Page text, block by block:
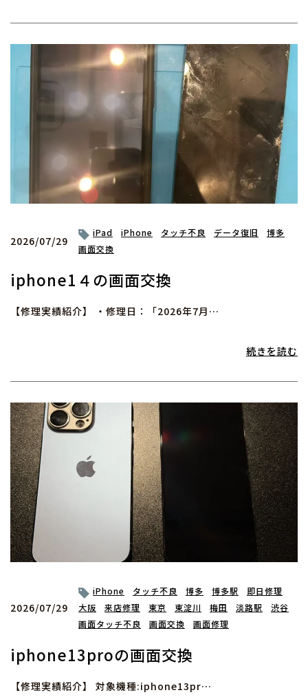
2026/07/29
iPad iPhone タッチ不良 データ復旧
博多
画面交換
iphone1４の画面交換
【修理実績紹介】 ・修理日：「2026年7月…
続きを読む
2026/07/29
iPhone タッチ不良 博多 博多駅
即日修理
大阪
来店修理 東京 東淀川 梅田 淡路駅
渋谷
画面タッチ不良
画面交換 画面修理
iphone13proの画面交換
【修理実績紹介】 対象機種:iphone13pr…